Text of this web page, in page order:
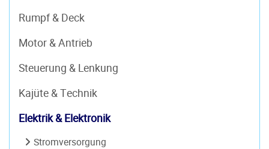
Rumpf & Deck
Motor & Antrieb
Steuerung & Lenkung
Kajüte & Technik
Elektrik & Elektronik
Stromversorgung